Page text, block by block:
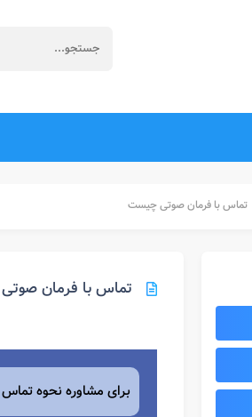
تماس با فرمان صوتی چیست
تماس با فرمان
برای مشاوره نحوه